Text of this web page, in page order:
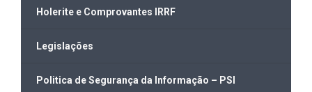
Holerite e Comprovantes IRRF
Legislações
Politica de Segurança da Informação – PSI